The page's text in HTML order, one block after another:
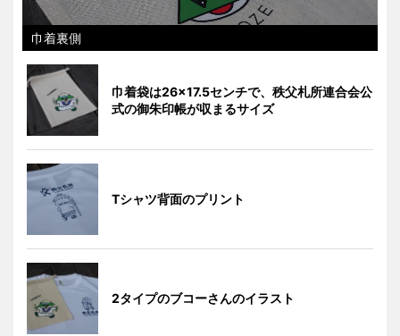
巾着裏側
巾着袋は26×17.5センチで、秩父札所連合会公
式の御朱印帳が収まるサイズ
Tシャツ背面のプリント
2タイプのブコーさんのイラスト